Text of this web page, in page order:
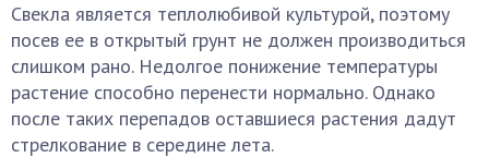
Свекла является теплолюбивой культурой, поэтому
посев ее в открытый грунт не должен производиться
слишком рано. Недолгое понижение температуры
растение способно перенести нормально. Однако
после таких перепадов оставшиеся растения дадут
стрелкование в середине лета.